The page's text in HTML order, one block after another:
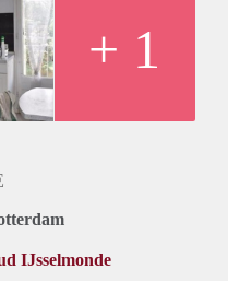
+ 1
IJsselmonde